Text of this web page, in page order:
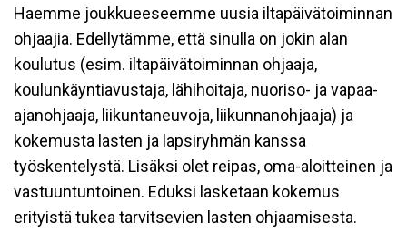
Haemme joukkueeseemme uusia iltapäivätoiminnan
ohjaajia. Edellytämme, että sinulla on jokin alan
koulutus (esim. iltapäivätoiminnan ohjaaja,
koulunkäyntiavustaja, lähihoitaja, nuoriso- ja vapaa-
ajanohjaaja, liikuntaneuvoja, liikunnanohjaaja) ja
kokemusta lasten ja lapsiryhmän kanssa
työskentelystä. Lisäksi olet reipas, oma-aloitteinen ja
vastuuntuntoinen. Eduksi lasketaan kokemus
erityistä tukea tarvitsevien lasten ohjaamisesta.